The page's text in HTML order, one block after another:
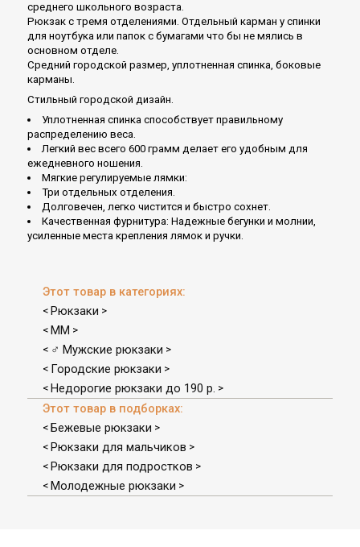
среднего школьного возраста.
Рюкзак с тремя отделениями. Отдельный карман у спинки
для ноутбука или папок с бумагами что бы не мялись в
основном отделе.
Средний городской размер, уплотненная спинка, боковые
карманы.
Стильный городской дизайн.
Уплотненная спинка cпособствует правильному
распределению веса.
Легкий вес всего 600 грамм делает его удобным для
ежедневного ношения.
Мягкие регулируемые лямки:
Три отдельных отделения.
Долговечен, легко чистится и быстро сохнет.
Качественная фурнитура: Надежные бегунки и молнии,
усиленные места крепления лямок и ручки.
Этот товар в категориях:
< Рюкзаки >
< MM >
< ♂ Мужские рюкзаки >
< Городские рюкзаки >
< Недорогие рюкзаки до 190 р. >
Этот товар в подборках:
< Бежевые рюкзаки >
< Рюкзаки для мальчиков >
< Рюкзаки для подростков >
< Молодежные рюкзаки >